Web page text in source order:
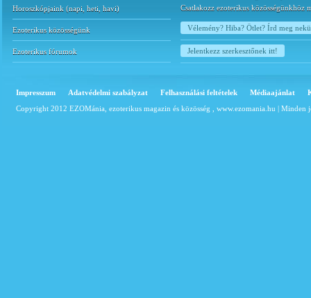
Horoszkópjaink (napi heti havi)
Ezoterikus közösségünk
Ezoterikus fórumok
Csatlakozz ezoterikus közösségünkhöz
Vélemény? Hiba? Ötlet? Írd meg
Jelentkezz szerkesztőnek itt!
Impresszum Adatvédelmi szabályzat Felhasználási feltételek Médiaajánlat
Copyright 2012 EZOMánia, ezoterikus magazin és közösség , www.ezomania.hu | Minden